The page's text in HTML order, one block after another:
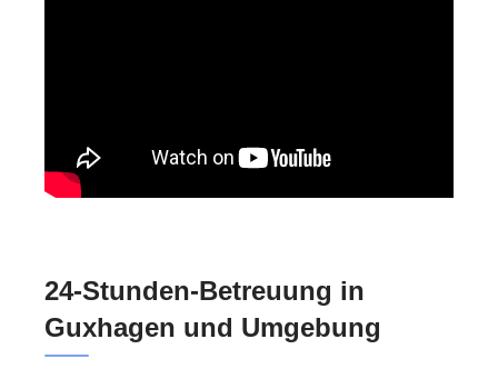
24-Stunden-Betreuung in
Guxhagen und Umgebung